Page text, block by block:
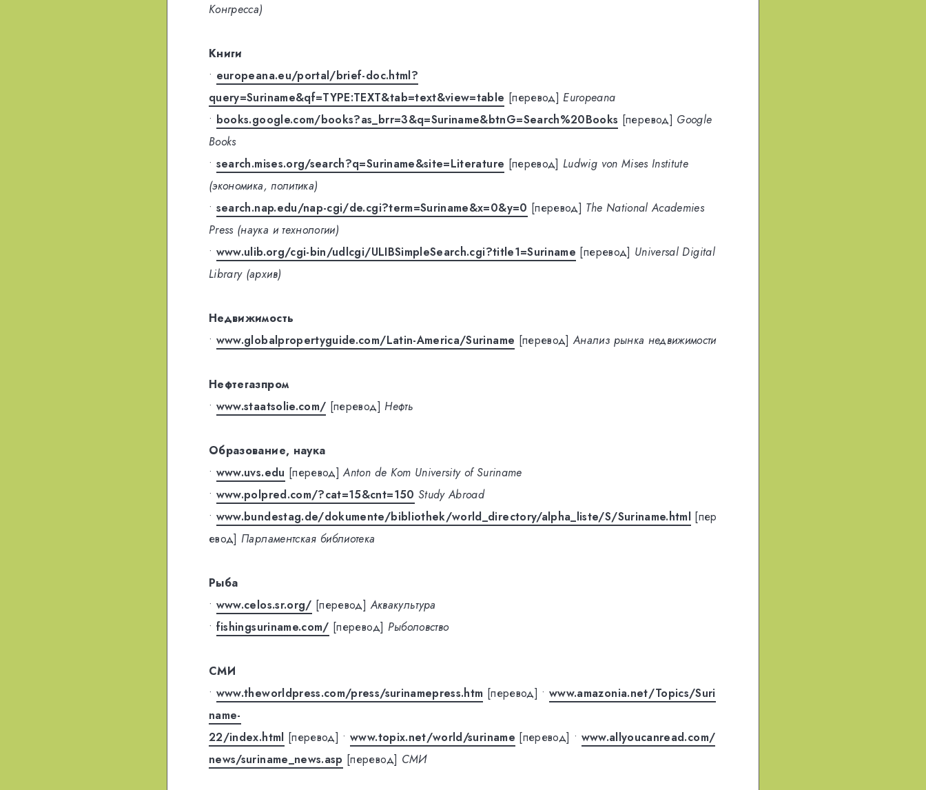
Конгресса)
Книги
• europeana.eu/portal/brief-doc.html?
query=Suriname&qf=TYPE:TEXT&tab=text&view=table [перевод] Europeana
• books.google.com/books?as_brr=3&q=Suriname&btnG=Search%20Books [перевод] Google
Books
• search.mises.org/search?q=Suriname&site=Literature [перевод] Ludwig von Mises Institute
(экономика, политика)
• search.nap.edu/nap-cgi/de.cgi?term=Suriname&x=0&y=0 [перевод] The National Academies
Press (наука и технологии)
• www.ulib.org/cgi-bin/udlcgi/ULIBSimpleSearch.cgi?title1=Suriname [перевод] Universal Digital
Library (архив)
Недвижимость
• www.globalpropertyguide.com/Latin-America/Suriname [перевод] Анализ рынка недвижимости
Нефтегазпром
• www.staatsolie.com/ [перевод] Нефть
Образование, наука
• www.uvs.edu [перевод] Anton de Kom University of Suriname
• www.polpred.com/?cat=15&cnt=150 Study Abroad
• www.bundestag.de/dokumente/bibliothek/world_directory/alpha_liste/S/Suriname.html [пер
евод] Парламентская библиотека
Рыба
• www.celos.sr.org/ [перевод] Аквакультура
• fishingsuriname.com/ [перевод] Рыболовство
СМИ
• www.theworldpress.com/press/surinamepress.htm [перевод] •www.amazonia.net/Topics/Suri
name-
22/index.html [перевод] •www.topix.net/world/suriname [перевод] • www.allyoucanread.com/
news/suriname_news.asp [перевод] СМИ